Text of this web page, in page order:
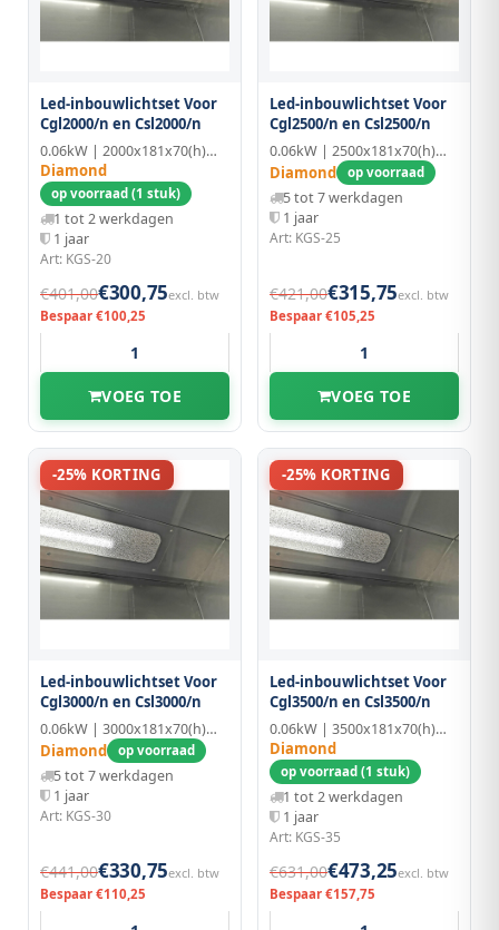
Led-inbouwlichtset Voor
Cgl2000/n en Csl2000/n
0.06kW | 2000x181x70(h)mm
Diamond
op voorraad (1 stuk)
1 tot 2 werkdagen
1 jaar
Art: KGS-20
€401,00€300,75excl. btw
Bespaar €100,25
VOEG TOE
Led-inbouwlichtset Voor
Cgl2500/n en Csl2500/n
0.06kW | 2500x181x70(h)mm
Diamond op voorraad
5 tot 7 werkdagen
1 jaar
Art: KGS-25
€421,00€315,75excl. btw
Bespaar €105,25
VOEG TOE
-25% KORTING
Led-inbouwlichtset Voor
Cgl3000/n en Csl3000/n
0.06kW | 3000x181x70(h)mm
Diamond op voorraad
5 tot 7 werkdagen
1 jaar
Art: KGS-30
€441,00€330,75excl. btw
Bespaar €110,25
-25% KORTING
Led-inbouwlichtset Voor
Cgl3500/n en Csl3500/n
0.06kW | 3500x181x70(h)mm
Diamond
op voorraad (1 stuk)
1 tot 2 werkdagen
1 jaar
Art: KGS-35
€631,00€473,25excl. btw
Bespaar €157,75